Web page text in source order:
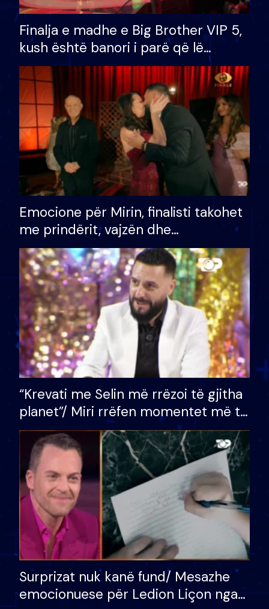
Finalja e madhe e Big Brother VIP 5,
kush është banori i parë që lë
shtëpinë dhe humb mundësinë për
të fituar çmimin e madh
Emocione për Mirin, finalisti takohet
me prindërit, vajzën dhe
bashkëshorten: S’kemi ndonjë letër
divorci apo jo?
“Krevati me Selin më rrëzoi të gjitha
planet”/ Miri rrëfen momentet më të
bukura në shtëpinë e BB VIP: Do më
mungojë zilja e mëngjesit kur…
Surprizat nuk kanë fund/ Mesazhe
emocionuese për Ledion Liçon nga